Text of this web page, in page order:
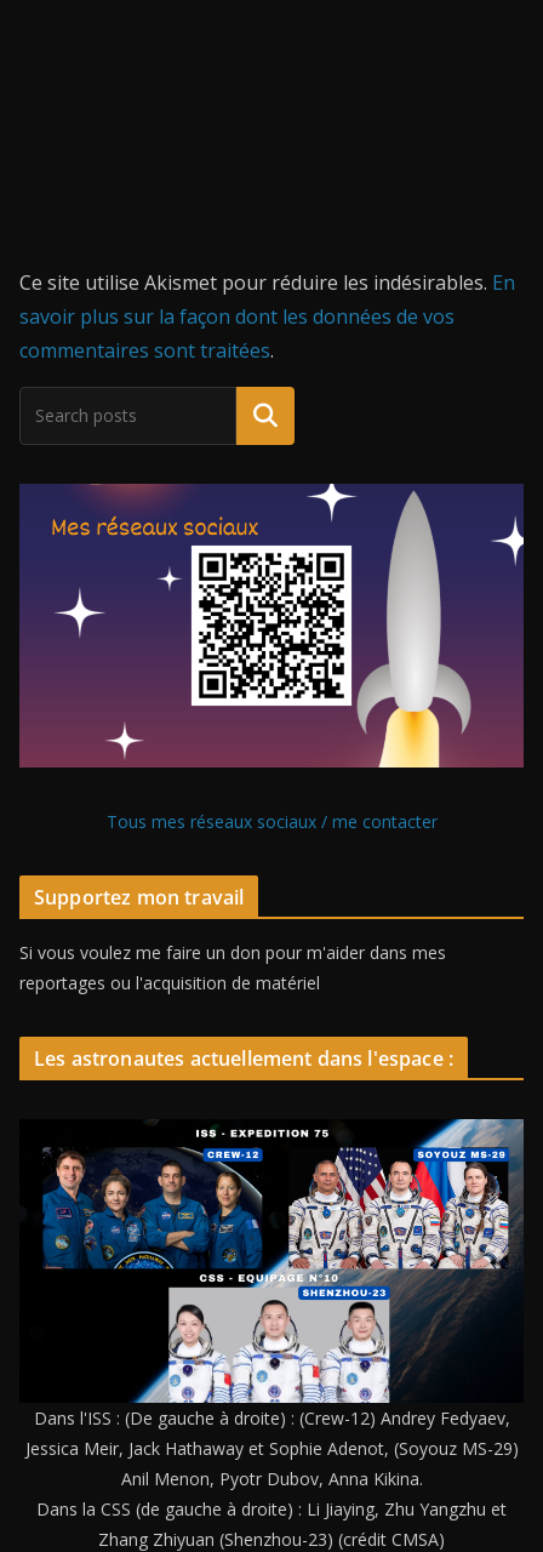
Ce site utilise Akismet pour réduire les indésirables. En
savoir plus sur la façon dont les données de vos
commentaires sont traitées.
Tous mes réseaux sociaux / me contacter
Supportez mon travail
Si vous voulez me faire un don pour m'aider dans mes
reportages ou l'acquisition de matériel
Les astronautes actuellement dans l'espace :
Dans l'ISS : (De gauche à droite) : (Crew-12) Andrey Fedyaev,
Jessica Meir, Jack Hathaway et Sophie Adenot, (Soyouz MS-29)
Anil Menon, Pyotr Dubov, Anna Kikina.
Dans la CSS (de gauche à droite) : Li Jiaying, Zhu Yangzhu et
Zhang Zhiyuan (Shenzhou-23) (crédit CMSA)